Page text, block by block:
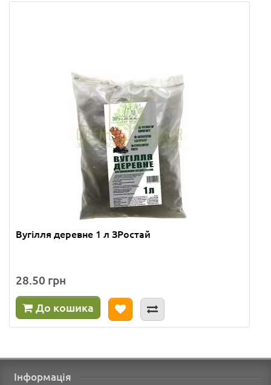
Вугілля деревне 1 л ЗРостай
28.50 грн
До кошика
Інформація